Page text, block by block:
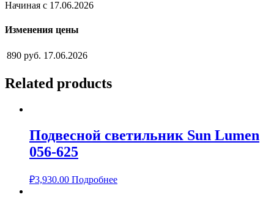
Начиная с 17.06.2026
Изменения цены
890 руб. 17.06.2026
Related products
Подвесной светильник Sun Lumen
056-625
₽3,930.00 Подробнее